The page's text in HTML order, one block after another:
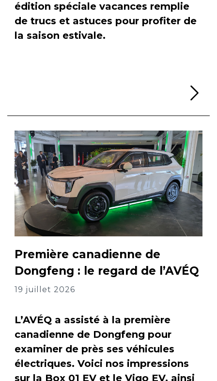
édition spéciale vacances remplie
de trucs et astuces pour profiter de
la saison estivale.
Première canadienne de
Dongfeng : le regard de l’AVÉQ
19 juillet 2026
L’AVÉQ a assisté à la première
canadienne de Dongfeng pour
examiner de près ses véhicules
électriques. Voici nos impressions
sur la Box 01 EV et le Vigo EV, ainsi